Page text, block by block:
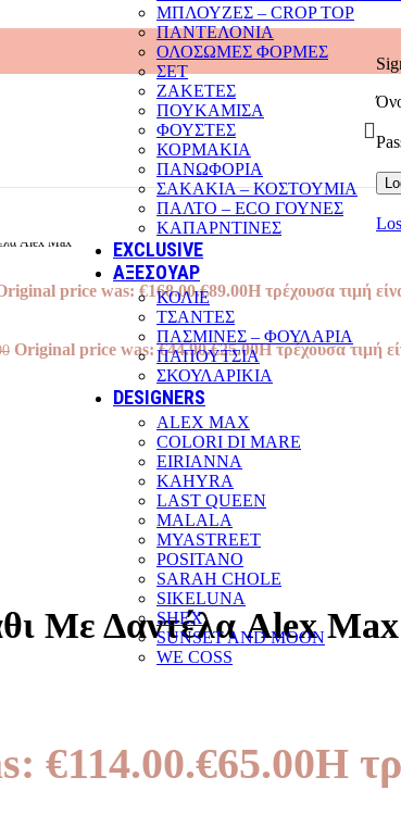
ΜΠΛΟΥΖΕΣ – CROP TOP
ΠΑΝΤΕΛΟΝΙΑ
ΟΛΟΣΩΜΕΣ ΦΟΡΜΕΣ
ΣΕΤ
ΖΑΚΕΤΕΣ
ΠΟΥΚΑΜΙΣΑ
ΦΟΥΣΤΕΣ
ΚΟΡΜΑΚΙΑ
ΠΑΝΩΦΟΡΙΑ
ΣΑΚΑΚΙΑ – ΚΟΣΤΟΥΜΙΑ
ΠΑΛΤΟ – ECO ΓΟΥΝΕΣ
ΚΑΠΑΡΝΤΙΝΕΣ
EXCLUSIVE
ΑΞΕΣΟΥΑΡ
ΚΟΛΙΕ
ΤΣΑΝΤΕΣ
ΠΑΣΜΙΝΕΣ – ΦΟΥΛΑΡΙΑ
ΠΑΠΟΥΤΣΙΑ
ΣΚΟΥΛΑΡΙΚΙΑ
DESIGNERS
ALEX MAX
COLORI DI MARE
EIRIANNA
KAHYRA
LAST QUEEN
MALALA
MYASTREET
POSITANO
SARAH CHOLE
SIKELUNA
SHEX
SUNSET AND MOON
WE COSS
Alex Max
price was: €168.00.€89.00Η τρέχουσα τιμή
Original price was: €44.90.€25.00Η τρέχουσα τιμή
Με Δαντέλα Alex Max
€114.00.€65.00Η